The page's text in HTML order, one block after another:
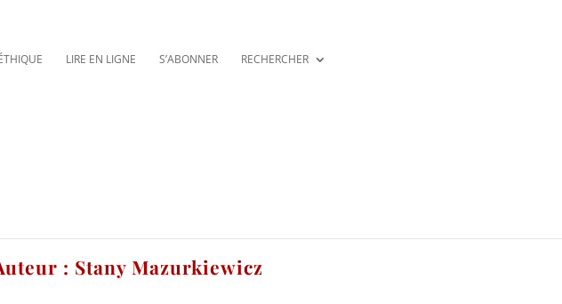
LIRE EN LIGNE S’ABONNER RECHERCHER
: Stany Mazurkiewicz